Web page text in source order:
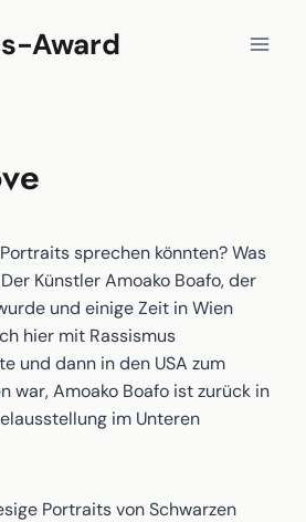
Award
sprechen könnten? Was
Künstler Amoako Boafo, der
und einige Zeit in Wien
hier mit Rassismus
und dann in den USA zum
war, Amoako Boafo ist zurück in
im Unteren
Portraits von Schwarzen